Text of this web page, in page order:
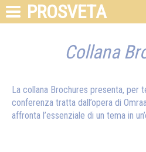
PROSVETA
Collana
La collana Brochures presenta, per
conferenza tratta dall’opera di
affronta l’essenziale di un tema in